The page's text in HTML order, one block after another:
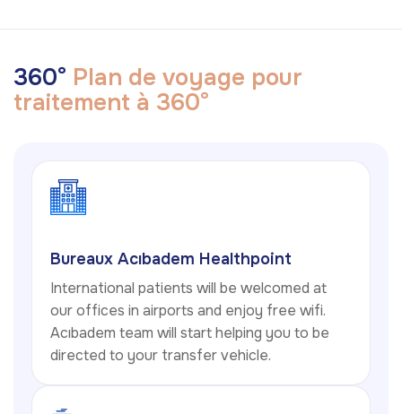
360° Plan de voyage pour
traitement à 360°
Bureaux Acıbadem Healthpoint
International patients will be welcomed at
our offices in airports and enjoy free wifi.
Acıbadem team will start helping you to be
directed to your transfer vehicle.